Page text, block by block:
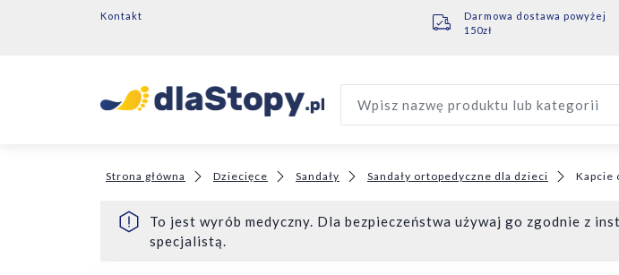
Kontakt
Darmowa dostawa powyżej
150zł
Wpisz nazwę produktu lub kategorii
Strona główna Dziecięce Sandały Sandały ortopedyczne dla dzieci Kapcie
To jest wyrób medyczny. Dla bezpieczeństwa używaj go zgodnie z
specjalistą.